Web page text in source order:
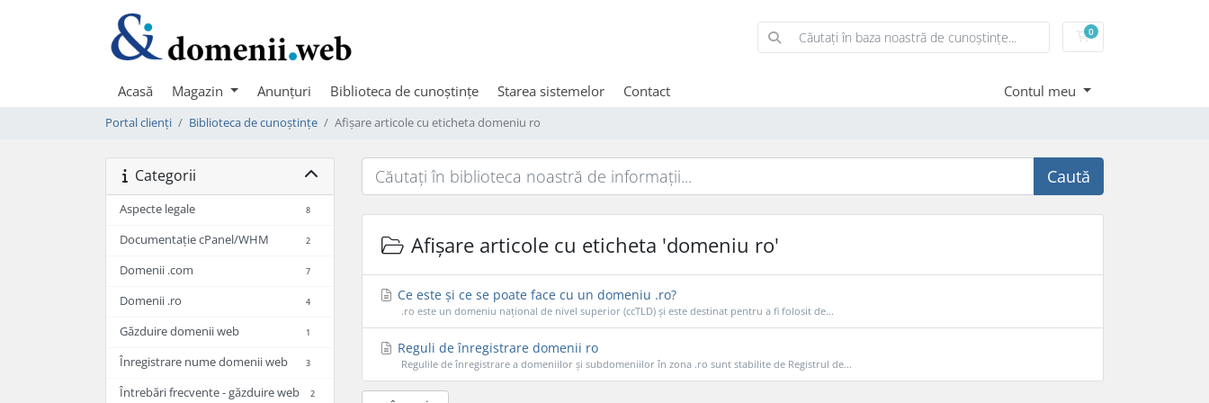
0Coș de cumpărături
Acasă Magazin Anunțuri Biblioteca de cunoștințe Starea sistemelor Contact Contul meu
Portal clienți Biblioteca de cunoștințe Afișare articole cu eticheta domeniu ro
Categorii
Aspecte legale 8
Documentație cPanel/WHM 2
Domenii .com 7
Domenii .ro 4
Găzduire domenii web 1
Înregistrare nume domenii web 3
Întrebări frecvente - găzduire web 2
Caută
Afișare articole cu eticheta 'domeniu ro'
Ce este și ce se poate face cu un domeniu .ro?
.ro este un domeniu național de nivel superior (ccTLD) și este destinat pentru a fi folosit de...
Reguli de înregistrare domenii ro
Regulile de înregistrare a domeniilor și subdomeniilor în zona .ro sunt stabilite de Registrul de...